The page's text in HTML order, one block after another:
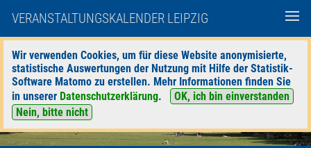
VERANSTALTUNGSKALENDER LEIPZIG
Wir verwenden Cookies, um für diese Website anonymisierte,
statistische Auswertungen der Nutzung mit Hilfe der Statistik-
Software Matomo zu erstellen. Mehr Informationen finden Sie
in unserer Datenschutzerklärung.
OK, ich bin einverstanden
Nein, bitte nicht